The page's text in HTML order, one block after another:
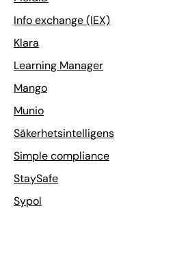
Info exchange (IEX)
Klara
Learning Manager
Mango
Munio
Säkerhetsintelligens
Simple compliance
StaySafe
Sypol